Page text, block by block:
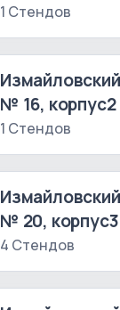
1 Стендов
№ 16, корпус2
1 Стендов
№ 20, корпус3
4 Стендов